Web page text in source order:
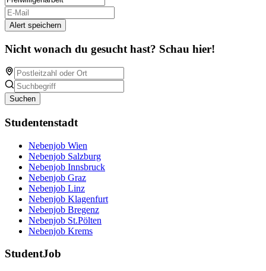
Alert speichern
Nicht wonach du gesucht hast? Schau hier!
Suchen
Studentenstadt
Nebenjob Wien
Nebenjob Salzburg
Nebenjob Innsbruck
Nebenjob Graz
Nebenjob Linz
Nebenjob Klagenfurt
Nebenjob Bregenz
Nebenjob St.Pölten
Nebenjob Krems
StudentJob